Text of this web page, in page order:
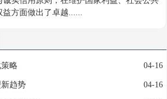
方面做出了卓越......
04-16
略
04-16
趋势